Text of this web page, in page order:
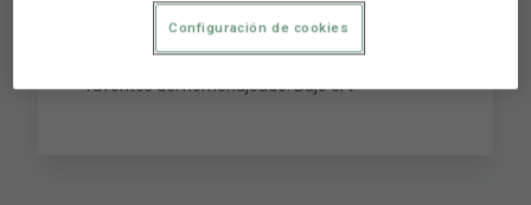
memoria granota, en la mesa redonda
organizada por el Levante UD en el estadio
Ciutat de València, sin duda uno de los lugares
favoritos del homenajeado. Bajo el t
Configuración de cookies